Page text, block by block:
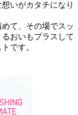
いがカタチになり
て、その場でスッ
おいもプラスして
です。